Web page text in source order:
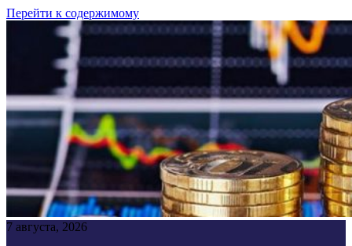
Перейти к содержимому
7 августа, 2026